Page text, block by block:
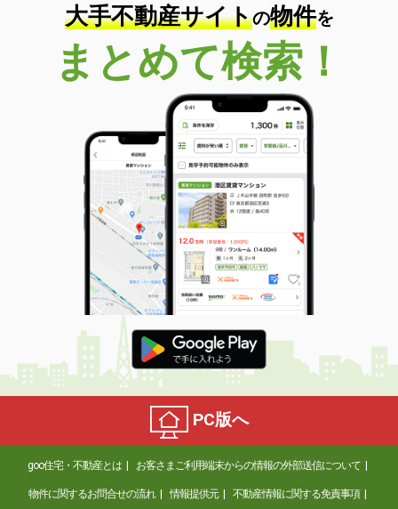
大手不動産サイトの物件を
まとめて検索！
PC版へ
goo住宅・不動産とは お客さまご利用端末からの情報の外部送信について
物件に関するお問合せの流れ 情報提供元 不動産情報に関する免責事項